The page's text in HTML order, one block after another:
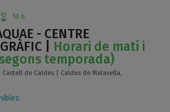
10 h
- CENTRE
| Horari de matí i
temporada)
Castell de Caldes | Caldes de Malavella,